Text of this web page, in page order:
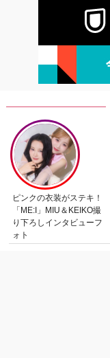
ピンクの衣装がステキ！
「ME:I」MIU＆KEIKO撮
り下ろしインタビューフ
ォト